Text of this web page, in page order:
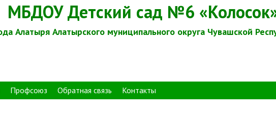
МБДОУ Детский сад №6
Алатыря Алатырского муниципального округа Чувашской
Профсоюз Обратная связь Контакты